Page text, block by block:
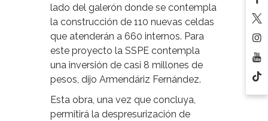
lado del galerón donde se contempla
la construcción de 110 nuevas celdas
que atenderán a 660 internos. Para
este proyecto la SSPE contempla
una inversión de casi 8 millones de
pesos, dijo Armendáriz Fernández.
Esta obra, una vez que concluya,
permitirá la despresurización de